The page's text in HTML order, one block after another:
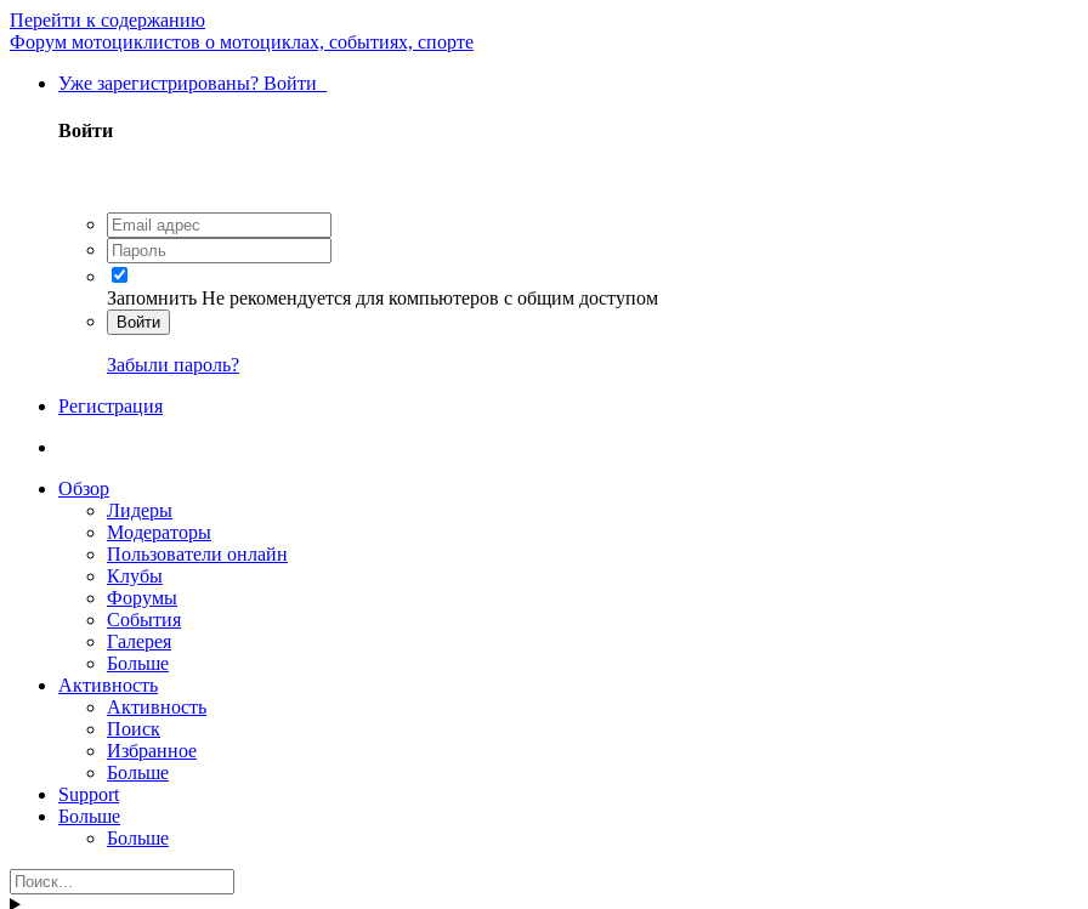
Перейти к содержанию
Форум мотоциклистов о мотоциклах, событиях, спорте
Уже зарегистрированы? Войти
Войти
Запомнить Не рекомендуется для компьютеров с общим доступом
Войти
Забыли пароль?
Регистрация
Обзор
Лидеры
Модераторы
Пользователи онлайн
Клубы
Форумы
События
Галерея
Больше
Активность
Активность
Поиск
Избранное
Больше
Support
Больше
Больше